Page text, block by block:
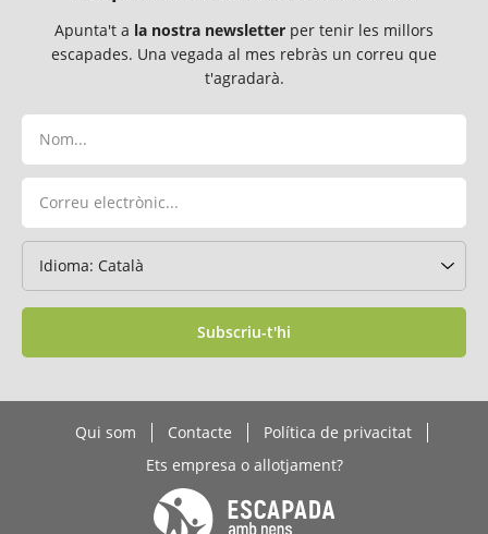
Apunta't a la nostra newsletter per tenir les millors
escapades. Una vegada al mes rebràs un correu que
t'agradarà.
Subscriu-t'hi
Qui som Contacte
Política de privacitat
Ets empresa o allotjament?